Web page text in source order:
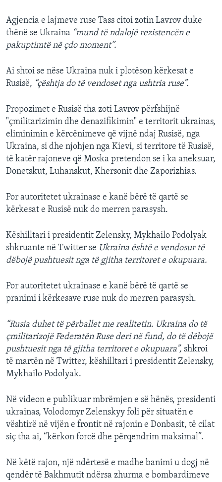
Agjencia e lajmeve ruse Tass citoi zotin Lavrov duke
thënë se Ukraina “mund të ndalojë rezistencën e
pakuptimtë në çdo moment”.
Ai shtoi se nëse Ukraina nuk i plotëson kërkesat e
Rusisë, “çështja do të vendoset nga ushtria ruse”.
Propozimet e Rusisë tha zoti Lavrov përfshijnë
"çmilitarizimin dhe denazifikimin" e territorit ukrainas,
eliminimin e kërcënimeve që vijnë ndaj Rusisë, nga
Ukraina, si dhe njohjen nga Kievi, si territore të Rusisë,
të katër rajoneve që Moska pretendon se i ka aneksuar,
Donetskut, Luhanskut, Khersonit dhe Zaporizhias.
Por autoritetet ukrainase e kanë bërë të qartë se
kërkesat e Rusisë nuk do merren parasysh.
Këshilltari i presidentit Zelensky, Mykhailo Podolyak
shkruante në Twitter se Ukraina është e vendosur të
dëbojë pushtuesit nga të gjitha territoret e okupuara.
Por autoritetet ukrainase e kanë bërë të qartë se
pranimi i kërkesave ruse nuk do merren parasysh.
“Rusia duhet të përballet me realitetin. Ukraina do të
çmilitarizojë Federatën Ruse deri në fund, do të dëbojë
pushtuesit nga të gjitha territoret e okupuara”, shkroi
të martën në Twitter, këshilltari i presidentit Zelensky,
Mykhailo Podolyak.
Në videon e publikuar mbrëmjen e së hënës, presidenti
ukrainas, Volodomyr Zelenskyy foli për situatën e
vështirë në vijën e frontit në rajonin e Donbasit, të cilat
siç tha ai, “kërkon forcë dhe përqendrim maksimal”.
Në këtë rajon, një ndërtesë e madhe banimi u dogj në
qendër të Bakhmutit ndërsa zhurma e bombardimeve